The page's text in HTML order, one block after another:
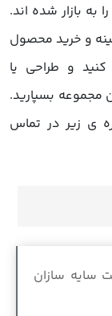
بازار شده اند.
و خرید محصول
و طراحی یا
مجموعه بسپارید.
ی زیر در تماس
سایه سازان